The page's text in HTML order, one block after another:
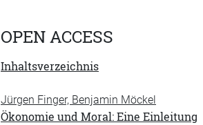
OPEN ACCESS
Inhaltsverzeichnis
Jürgen Finger, Benjamin Möckel
Ökonomie und Moral: Eine Einleitung